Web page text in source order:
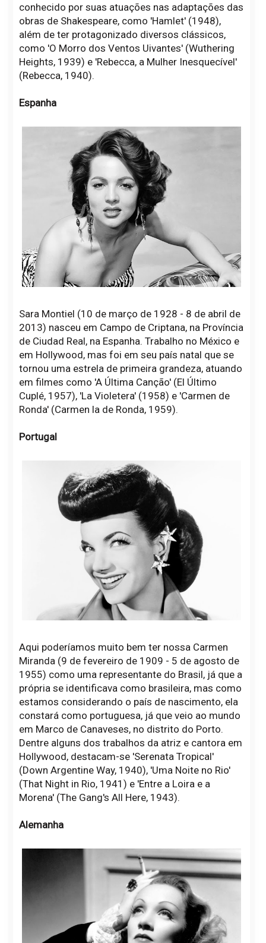
conhecido por suas atuações nas adaptações das
obras de Shakespeare, como 'Hamlet' (1948),
além de ter protagonizado diversos clássicos,
como 'O Morro dos Ventos Uivantes' (Wuthering
Heights, 1939) e 'Rebecca, a Mulher Inesquecível'
(Rebecca, 1940).
Espanha
Sara Montiel (10 de março de 1928 - 8 de abril de
2013) nasceu em Campo de Criptana, na Província
de Ciudad Real, na Espanha. Trabalho no México e
em Hollywood, mas foi em seu país natal que se
tornou uma estrela de primeira grandeza, atuando
em filmes como 'A Última Canção' (El Último
Cuplé, 1957), 'La Violetera' (1958) e 'Carmen de
Ronda' (Carmen la de Ronda, 1959).
Portugal
Aqui poderíamos muito bem ter nossa Carmen
Miranda (9 de fevereiro de 1909 - 5 de agosto de
1955) como uma representante do Brasil, já que a
própria se identificava como brasileira, mas como
estamos considerando o país de nascimento, ela
constará como portuguesa, já que veio ao mundo
em Marco de Canaveses, no distrito do Porto.
Dentre alguns dos trabalhos da atriz e cantora em
Hollywood, destacam-se 'Serenata Tropical'
(Down Argentine Way, 1940), 'Uma Noite no Rio'
(That Night in Rio, 1941) e 'Entre a Loira e a
Morena' (The Gang's All Here, 1943).
Alemanha